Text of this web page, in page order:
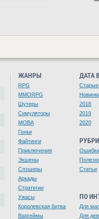
ЖАНРЫ
RPG
MMORPG
Шутеры
Симуляторы
MOBA
Гонки
Файтинги
Приключения
Экшены
Слэшеры
Аркады
Стратегии
Ужасы
Королевская битва
Варгеймы
ДАТА
Старые
2018
2019
2020
Ошибки
Статьи
ПО
Для
Для